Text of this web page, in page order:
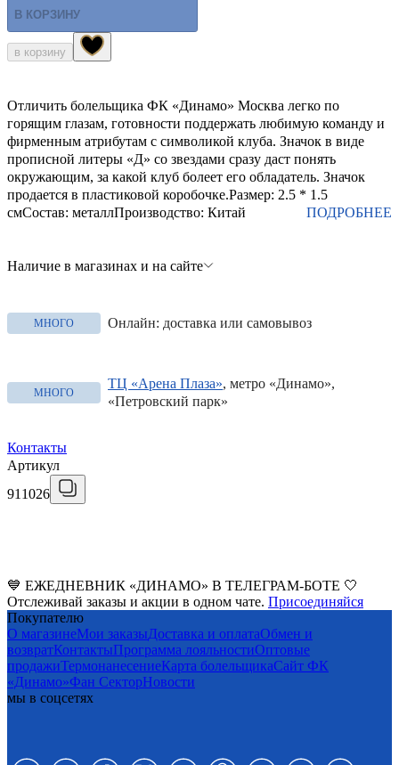
В КОРЗИНУ
в корзину
Отличить болельщика ФК «Динамо» Москва легко по
горящим глазам, готовности поддержать любимую команду и
фирменным атрибутам с символикой клуба. Значок в виде
прописной литеры «Д» со звездами сразу даст понять
окружающим, за какой клуб болеет его обладатель. Значок
продается в пластиковой коробочке.Размер: 2.5 * 1.5
смСостав: металлПроизводство: Китай
ПОДРОБНЕЕ
Наличие в магазинах и на сайте
МНОГО Онлайн: доставка или самовывоз
МНОГО
ТЦ «Арена Плаза», метро «Динамо»,
«Петровский парк»
Контакты
Артикул
911026
💙 ЕЖЕДНЕВНИК «ДИНАМО» В ТЕЛЕГРАМ-БОТЕ 🤍
Отслеживай заказы и акции в одном чате. Присоединяйся
Покупателю
О магазинеМои заказыДоставка и оплатаОбмен и
возвратКонтактыПрограмма лояльностиОптовые
продажиТермонанесениеКарта болельщикаСайт ФК
«Динамо»Фан CекторНовости
мы в соцсетях